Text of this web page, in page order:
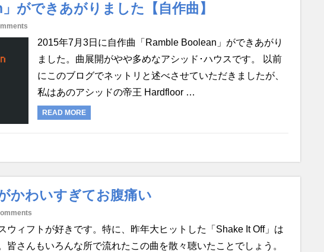
ができあがりました【自作曲】
2015年7月3日に自作曲「Ramble Boolean」ができあがり
ました。曲展開がやや多めなアシッド･ハウスです。 以前
にこのブログでネットリと述べさせていただきましたが、
私はあのアシッドの帝王 Hardfloor …
READ MORE
かわいすぎてお腹痛い
ウィフトが好きです。特に、昨年大ヒットした「Shake It Off」は
皆さんもいろんな所で流れたこの曲を散々聴いたことでしょう。